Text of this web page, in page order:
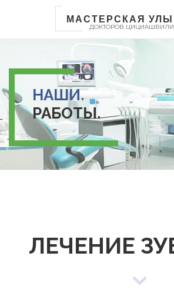
МАСТЕРСКАЯ
ДОКТОРОВ ЦИЦИАШВИЛИ
НАШИ.
РАБОТЫ.
ЛЕЧЕНИЕ